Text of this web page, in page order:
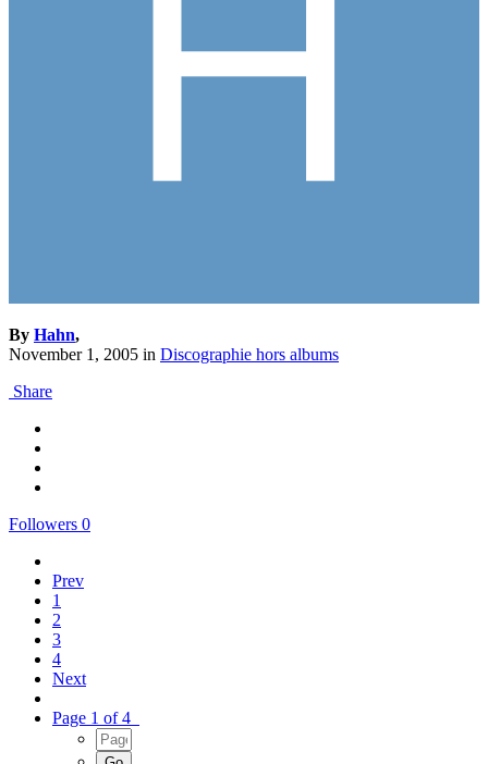
By Hahn,
November 1, 2005 in Discographie hors albums
Share
Followers 0
Prev
1
2
3
4
Next
Page 1 of 4